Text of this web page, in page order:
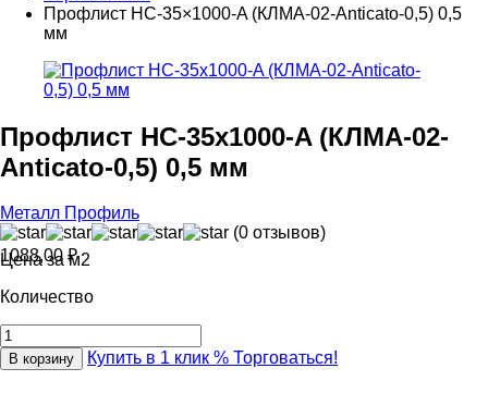
Профлист НС-35×1000-A (КЛМА-02-Anticato-0,5) 0,5
мм
Профлист НС-35x1000-A (КЛМА-02-
Anticato-0,5) 0,5 мм
Металл Профиль
(0 отзывов)
1088,00 ₽
Цена за м2
Количество
В корзину Купить в 1 клик % Торговаться!